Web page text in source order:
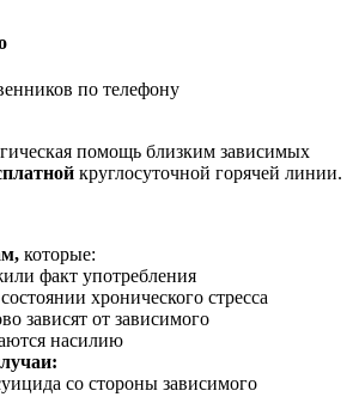
по телефону
помощь близким зависимых
круглосуточной горячей линии.
которые:
факт употребления
хронического стресса
зависят от зависимого
насилию
со стороны зависимого